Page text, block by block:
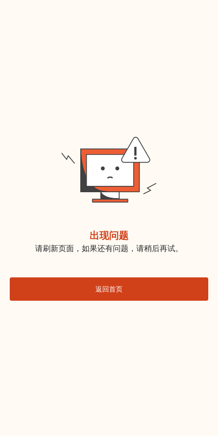
出现问题
请刷新页面，如果还有问题，请稍后再试。
返回首页